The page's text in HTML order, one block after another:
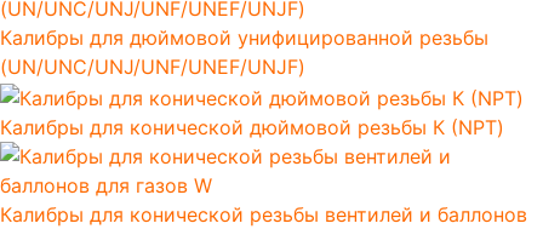
Калибры для дюймовой унифицированной резьбы
(UN/UNC/UNJ/UNF/UNEF/UNJF)
Калибры для конической дюймовой резьбы К (NPT)
Калибры для конической резьбы вентилей и баллонов